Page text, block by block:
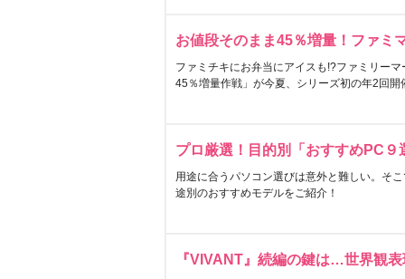
お値段そのまま45％増量！ファミ
ファミチキにお弁当にアイスも!?ファミリー
45％増量作戦」が今夏、シリーズ初の年2回開
プロ厳選！目的別「おすすめPC９
用途に合うパソコン選びは意外と難しい。そ
途別のおすすめモデルをご紹介！
『VIVANT』続編の鍵は…世界観